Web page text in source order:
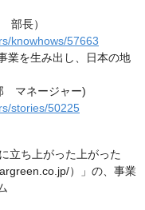
部長）
knowhows/57663
業を生み出し、日本の地
マネージャー)
stories/50225
立ち上がった上がった
）」の、事業